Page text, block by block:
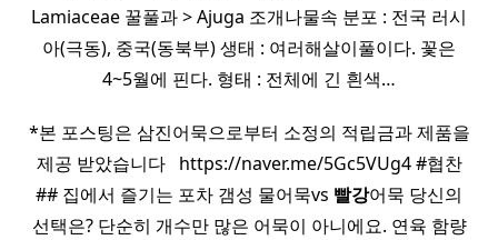
Lamiaceae 꿀풀과 > Ajuga 조개나물속 분포 : 전국 러시
아(극동), 중국(동북부) 생태 : 여러해살이풀이다. 꽃은
4~5월에 핀다. 형태 : 전체에 긴 흰색…
*본 포스팅은 삼진어묵으로부터 소정의 적립금과 제품을
제공 받았습니다 ​ ​ https://naver.me/5Gc5VUg4 #협찬
## 집에서 즐기는 포차 갬성 물어묵vs 빨강어묵 당신의
선택은? 단순히 개수만 많은 어묵이 아니에요. 연육 함량